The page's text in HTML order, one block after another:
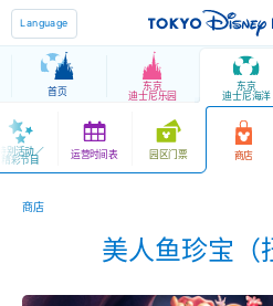
Language
首页 东京
迪士尼乐园
东京
迪士尼海洋
别活动／
精彩节目 运营时间表 园区门票 商店
商店
美人鱼珍宝（